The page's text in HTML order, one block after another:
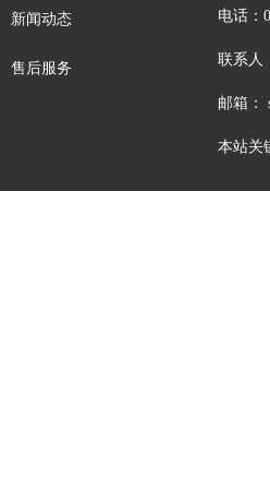
新闻动态
售后服务
电话：
联系人
邮箱：
本站关